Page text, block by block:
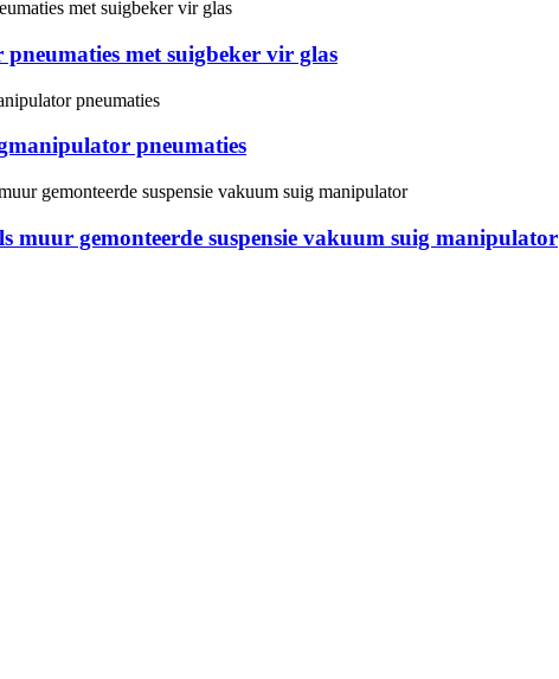
met suigbeker vir glas
pneumaties
muur gemonteerde suspensie vakuum suig manipulator